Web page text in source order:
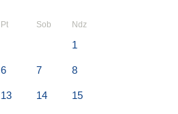
Pt Sob Ndz
1
6 7 8
13 14 15